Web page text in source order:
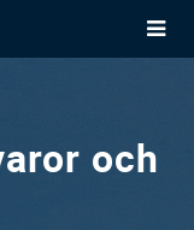
och